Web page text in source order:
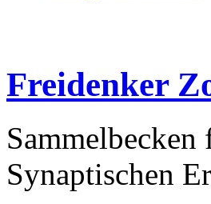
Freidenker
Synaptischen